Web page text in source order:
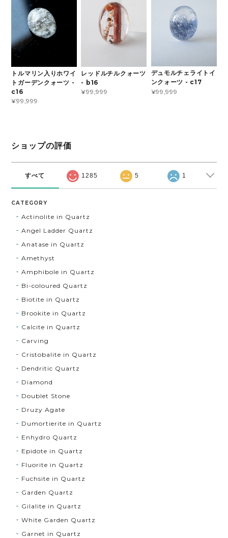
トルマリン入りホワイ
トガーデンクォーツ -
c16
¥99,999
レッドルチルクォーツ
- b16
¥99,999
デュモルチェライトイ
ンクォーツ - c17
¥99,999
ショップの評価
すべて 1285 5 1
CATEGORY
Actinolite in Quartz
Angel Ladder Quartz
Anatase in Quartz
Amethyst
Amphibole in Quartz
Bi-coloured Quartz
Biotite in Quartz
Brookite in Quartz
Calcite in Quartz
Carving
Cristobalite in Quartz
Dendritic Quartz
Diamond
Doublet Stone
Druzy Agate
Dumortierite in Quartz
Enhydro Quartz
Epidote in Quartz
Fluorite in Quartz
Fuchsite in Quartz
Garden Quartz
Gilalite in Quartz
White Garden Quartz
Garnet in Quartz